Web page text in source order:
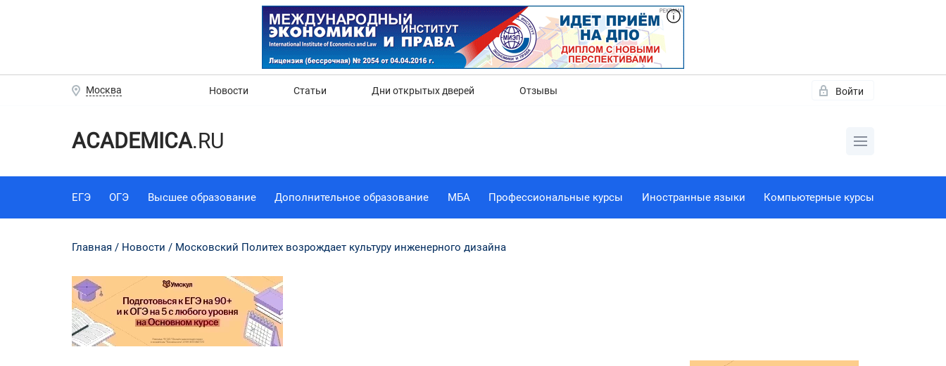
Москва Новости Статьи Дни открытых дверей Отзывы Войти
ACADEMICA.RU
ЕГЭ ОГЭ Высшее образование Дополнительное образование МБА Профессиональные курсы Иностранные языки Компьютерные курсы
Главная Новости Московский Политех возрождает культуру инженерного дизайна
Нет